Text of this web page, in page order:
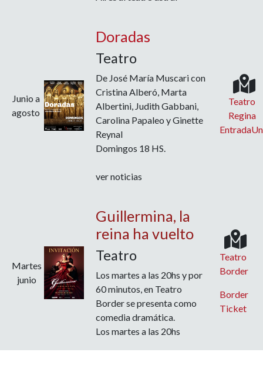
Junio a
agosto
Doradas
Teatro
De José María Muscari con
Cristina Alberó, Marta
Albertini, Judith Gabbani,
Carolina Papaleo y Ginette
Reynal
Domingos 18 HS.
ver noticias
Teatro
Regina
Martes
junio
Guillermina, la
reina ha vuelto
Teatro
Los martes a las 20hs y por
60 minutos, en Teatro
Border se presenta como
comedia dramática.
Los martes a las 20hs
Teatro
Border
Border
Ticket